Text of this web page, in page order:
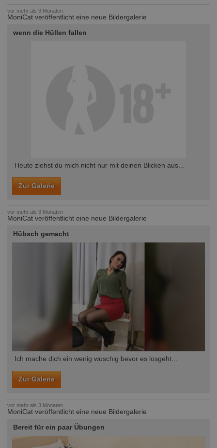
vor mehr als 3 Monaten
MoniCat veröffentlicht eine neue Bildergalerie
wenn die Hüllen fallen
Heute ziehst du mich nicht nur mit deinen Blicken aus...
Zur Galerie
vor mehr als 3 Monaten
MoniCat veröffentlicht eine neue Bildergalerie
Hübsch gemacht
Ich mache dich ein wenig wuschig bevor es losgeht...
Zur Galerie
vor mehr als 3 Monaten
MoniCat veröffentlicht eine neue Bildergalerie
Bereit für ein paar Übungen